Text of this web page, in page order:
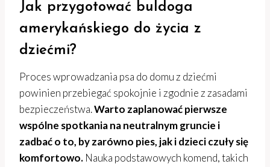
Jak przygotować buldoga
amerykańskiego do życia z
dziećmi?
Proces wprowadzania psa do domu z dziećmi
powinien przebiegać spokojnie i zgodnie z zasadami
bezpieczeństwa.Warto zaplanować pierwsze
wspólne spotkania na neutralnym gruncie i
zadbać o to, by zarówno pies, jak i dzieci czuły się
komfortowo. Nauka podstawowych komend, takich